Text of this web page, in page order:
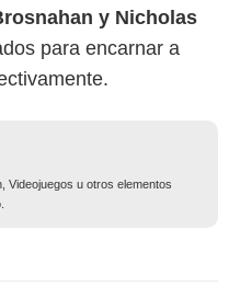
y Nicholas
para encarnar a
Videojuegos u otros elementos